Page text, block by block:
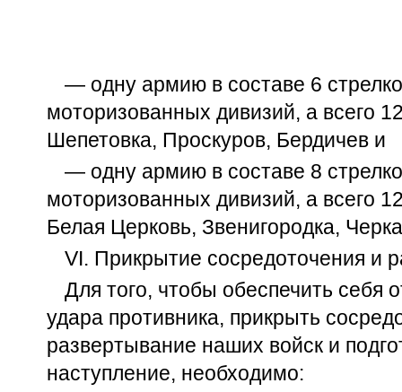
— одну армию в составе 6
моторизованных дивизий, а всего
Шепетовка, Проскуров, Бердичев и
— одну армию в составе 8
моторизованных дивизий, а всего
Белая Церковь, Звенигородка,
VI. Прикрытие сосредоточения и
Для того, чтобы обеспечить себя
удара противника, прикрыть
развертывание наших войск и
наступление, необходимо: